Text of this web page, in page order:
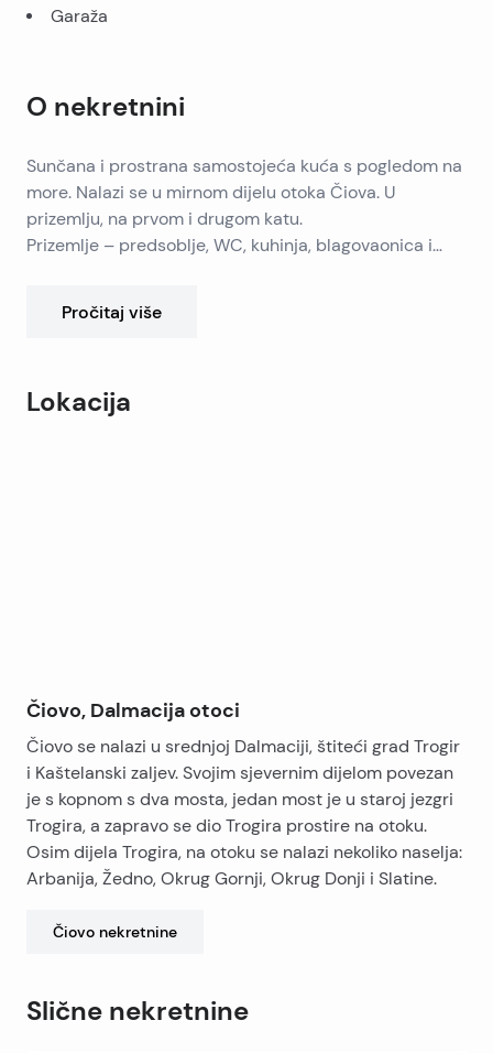
Garaža
O nekretnini
Sunčana i prostrana samostojeća kuća s pogledom na
more. Nalazi se u mirnom dijelu otoka Čiova. U
prizemlju, na prvom i drugom katu.
Prizemlje – predsoblje, WC, kuhinja, blagovaonica i
Drugi kat – dvije spavaće sobe, kuhinja, kupaonica,
Pročitaj više
Lokacija
Čiovo, Dalmacija otoci
Čiovo se nalazi u srednjoj Dalmaciji, štiteći grad Trogir
i Kaštelanski zaljev. Svojim sjevernim dijelom povezan
je s kopnom s dva mosta, jedan most je u staroj jezgri
Trogira, a zapravo se dio Trogira prostire na otoku.
Osim dijela Trogira, na otoku se nalazi nekoliko naselja:
Arbanija, Žedno, Okrug Gornji, Okrug Donji i Slatine.
Čiovo nekretnine
Slične nekretnine